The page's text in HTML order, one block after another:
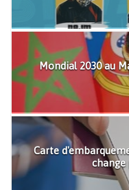
Mondial 2030 au
Carte
change